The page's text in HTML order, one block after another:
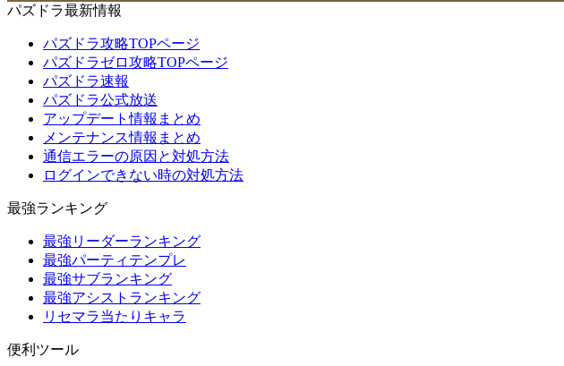
パズドラ最新情報
パズドラ攻略TOPページ
パズドラゼロ攻略TOPページ
パズドラ速報
パズドラ公式放送
アップデート情報まとめ
メンテナンス情報まとめ
通信エラーの原因と対処方法
ログインできない時の対処方法
最強ランキング
最強リーダーランキング
最強パーティテンプレ
最強サブランキング
最強アシストランキング
リセマラ当たりキャラ
便利ツール